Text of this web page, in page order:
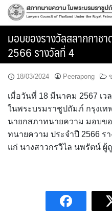
Skip
มอบของรางวัลสลากกาช
2566 รางวัลที่ 4
18/03/2024 Peerapong
เมื่อวันที่ 18 มีนาคม 2567 เ
ในพระบรมราชูปถัมภ์ กรุงเท
นายกสภาทนายความ มอบข
ทนายความ ประจำปี 2566 ร
แก่ นางสาวกรวิไล นพรัตน์ ผู้